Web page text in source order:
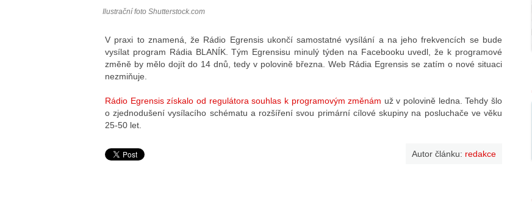
Ilustrační foto Shutterstock.com
V praxi to znamená, že Rádio Egrensis ukončí samostatné vysílání a na jeho frekvencích se bude
vysílat program Rádia BLANÍK. Tým Egrensisu minulý týden na Facebooku uvedl, že k programové
změně by mělo dojít do 14 dnů, tedy v polovině března. Web Rádia Egrensis se zatím o nové situaci
nezmiňuje.
Rádio Egrensis získalo od regulátora souhlas k programovým změnám už v polovině ledna. Tehdy šlo
o zjednodušení vysílacího schématu a rozšíření svou primární cílové skupiny na posluchače ve věku
25-50 let.
Autor článku: redakce